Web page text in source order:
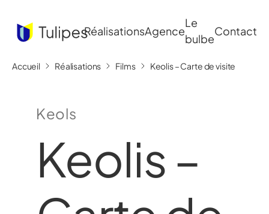
RéalisationsAgence
Le
bulbe
Contact
Accueil Réalisations Films Keolis – Carte de visite
Keols
Keolis –